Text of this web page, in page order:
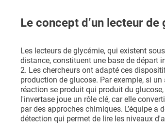
Le concept d’un lecteur
Les lecteurs de glycémie, qui existent
distance, constituent une base de départ
2. Les chercheurs ont adapté ces
production de glucose. Par exemple, si
réaction se produit qui produit du
l'invertase joue un rôle clé, car elle
par des approches chimiques. L’équipe
détection qui permet de lire les niveaux